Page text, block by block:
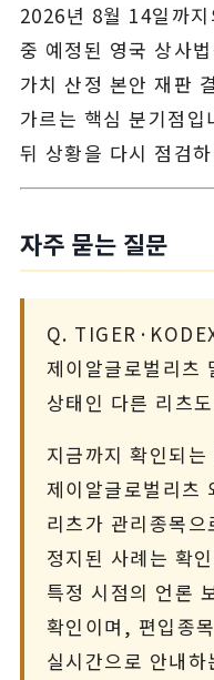
2026년 8월 14일까
중 예정된 영국 상사
가치 산정 본안 재판
가르는 핵심 분기점
뒤 상황을 다시 점검
자주 묻는 질문
Q.
제이알글로벌리츠
상태인 다른 리츠
지금까지 확인되
제이알글로벌리츠
리츠가 관리종목
정지된 사례는 확
특정 시점의 언론
확인이며, 편입종
실시간으로 안내